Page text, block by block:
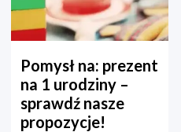
Pomysł na: prezent
na 1 urodziny –
sprawdź nasze
propozycje!